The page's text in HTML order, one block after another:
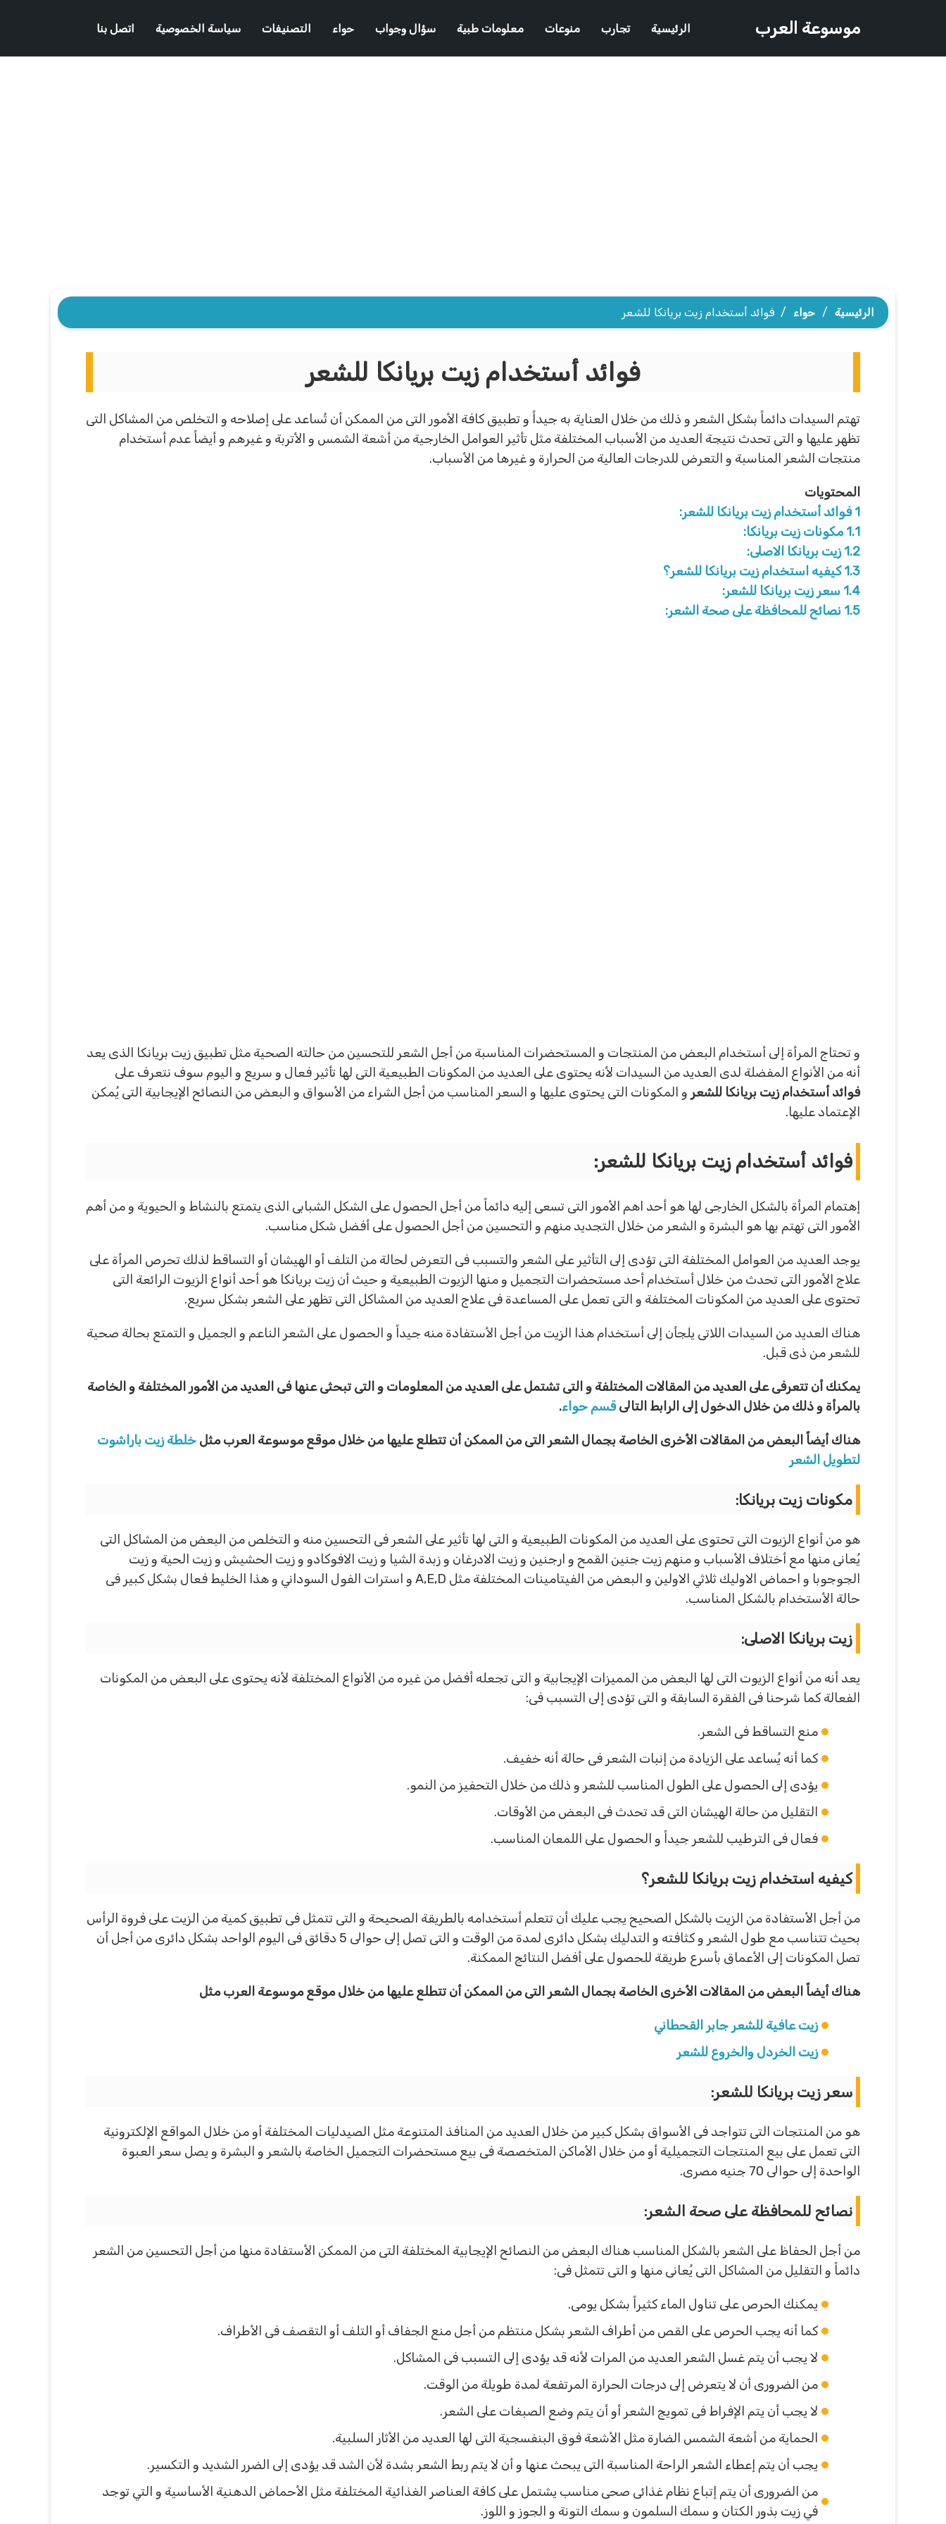
موسوعة العرب الرئيسية تجارب منوعات معلومات طبية سؤال وجواب حواء التصنيفات سياسة الخصوصية اتصل بنا
الرئيسية / حواء / فوائد أستخدام زيت بريانكا للشعر
فوائد أستخدام زيت بريانكا للشعر
تهتم السيدات دائماً بشكل الشعر و ذلك من خلال العناية به جيداً و تطبيق كافة الأمور التى من الممكن أن تُساعد على إصلاحه و التخلص من المشاكل التى
تظهر عليها و التى تحدث نتيجة العديد من الأسباب المختلفة مثل تأثير العوامل الخارجية من أشعة الشمس و الأتربة و غيرهم و أيضاً عدم أستخدام
منتجات الشعر المناسبة و التعرض للدرجات العالية من الحرارة و غيرها من الأسباب.
المحتويات
1 فوائد أستخدام زيت بريانكا للشعر:
1.1 مكونات زيت بريانكا:
1.2 زيت بريانكا الاصلى:
1.3 كيفيه استخدام زيت بريانكا للشعر؟
1.4 سعر زيت بريانكا للشعر:
1.5 نصائح للمحافظة على صحة الشعر:
و تحتاج المرأة إلى أستخدام البعض من المنتجات و المستحضرات المناسبة من أجل الشعر للتحسين من حالته الصحية مثل تطبيق زيت بريانكا الذى يعد
أنه من الأنواع المفضلة لدى العديد من السيدات لأنه يحتوى على العديد من المكونات الطبيعية التى لها تأثير فعال و سريع و اليوم سوف نتعرف على
فوائد أستخدام زيت بريانكا للشعر و المكونات التى يحتوى عليها و السعر المناسب من أجل الشراء من الأسواق و البعض من النصائح الإيجابية التى يُمكن
الإعتماد عليها.
فوائد أستخدام زيت بريانكا للشعر:
إهتمام المرأة بالشكل الخارجى لها هو أحد اهم الأمور التى تسعى إليه دائماً من أجل الحصول على الشكل الشبابى الذى يتمتع بالنشاط و الحيوية و من أهم
الأمور التى تهتم بها هو البشرة و الشعر من خلال التجديد منهم و التحسين من أجل الحصول على أفضل شكل مناسب.
يوجد العديد من العوامل المختلفة التى تؤدى إلى التأثير على الشعر والتسبب فى التعرض لحالة من التلف أو الهيشان أو التساقط لذلك تحرص المرأة على
علاج الأمور التى تحدث من خلال أستخدام أحد مستحضرات التجميل و منها الزيوت الطبيعية و حيث أن زيت بريانكا هو أحد أنواع الزيوت الرائعة التى
تحتوى على العديد من المكونات المختلفة و التى تعمل على المساعدة فى علاج العديد من المشاكل التى تظهر على الشعر بشكل سريع.
هناك العديد من السيدات اللاتى يلجأن إلى أستخدام هذا الزيت من أجل الأستفادة منه جيداً و الحصول على الشعر الناعم و الجميل و التمتع بحالة صحية
للشعر من ذى قبل.
يمكنك أن تتعرفى على العديد من المقالات المختلفة و التى تشتمل على العديد من المعلومات و التى تبحثى عنها فى العديد من الأمور المختلفة و الخاصة
بالمرأة و ذلك من خلال الدخول إلى الرابط التالىقسم حواء.
هناك أيضاً البعض من المقالات الأخرى الخاصة بجمال الشعر التى من الممكن أن تتطلع عليها من خلال موقع موسوعة العرب مثل خلطة زيت باراشوت
لتطويل الشعر
مكونات زيت بريانكا:
هو من أنواع الزيوت التى تحتوى على العديد من المكونات الطبيعية و التى لها تأثير على الشعر فى التحسين منه و التخلص من البعض من المشاكل التى
يُعانى منها مع أختلاف الأسباب و منهم زيت جنين القمح و ارجنين و زيت الادرغان و زبدة الشيا و زيت الافوكادو و زيت الحشيش و زيت الحية و زيت
الجوجوبا و احماض الاوليك ثلاثي الاولين و البعض من الفيتامينات المختلفة مثل A,E,D و استرات الفول السوداني و هذا الخليط فعال بشكل كبير فى
حالة الأستخدام بالشكل المناسب.
زيت بريانكا الاصلى:
يعد أنه من أنواع الزيوت التى لها البعض من المميزات الإيجابية و التى تجعله أفضل من غيره من الأنواع المختلفة لأنه يحتوى على البعض من المكونات
الفعالة كما شرحنا فى الفقرة السابقة و التى تؤدى إلى التسبب فى:
منع التساقط فى الشعر.
كما أنه يُساعد على الزيادة من إنبات الشعر فى حالة أنه خفيف.
يؤدى إلى الحصول على الطول المناسب للشعر و ذلك من خلال التحفيز من النمو.
التقليل من حالة الهيشان التى قد تحدث فى البعض من الأوقات.
فعال فى الترطيب للشعر جيداً و الحصول على اللمعان المناسب.
كيفيه استخدام زيت بريانكا للشعر؟
من أجل الأستفادة من الزيت بالشكل الصحيح يجب عليك أن تتعلم أستخدامه بالطريقة الصحيحة و التى تتمثل فى تطبيق كمية من الزيت على فروة الرأس
بحيث تتناسب مع طول الشعر و كثافته و التدليك بشكل دائرى لمدة من الوقت و التى تصل إلى حوالى 5 دقائق فى اليوم الواحد بشكل دائرى من أجل أن
تصل المكونات إلى الأعماق بأسرع طريقة للحصول على أفضل النتائج الممكنة.
هناك أيضاً البعض من المقالات الأخرى الخاصة بجمال الشعر التى من الممكن أن تتطلع عليها من خلال موقع موسوعة العرب مثل
زيت عافية للشعر جابر القحطاني
زيت الخردل والخروع للشعر
سعر زيت بريانكا للشعر:
هو من المنتجات التى تتواجد فى الأسواق بشكل كبير من خلال العديد من المنافذ المتنوعة مثل الصيدليات المختلفة أو من خلال المواقع الإلكترونية
التى تعمل على بيع المنتجات التجميلية أو من خلال الأماكن المتخصصة فى بيع مستحضرات التجميل الخاصة بالشعر و البشرة و يصل سعر العبوة
الواحدة إلى حوالى 70 جنيه مصرى.
نصائح للمحافظة على صحة الشعر:
من أجل الحفاظ على الشعر بالشكل المناسب هناك البعض من النصائح الإيجابية المختلفة التى من الممكن الأستفادة منها من أجل التحسين من الشعر
دائماً و التقليل من المشاكل التى يُعانى منها و التى تتمثل فى:
يمكنك الحرص على تناول الماء كثيراً بشكل يومى.
كما أنه يجب الحرص على القص من أطراف الشعر بشكل منتظم من أجل منع الجفاف أو التلف أو التقصف فى الأطراف.
لا يجب أن يتم غسل الشعر العديد من المرات لأنه قد يؤدى إلى التسبب فى المشاكل.
من الضرورى أن لا يتعرض إلى درجات الحرارة المرتفعة لمدة طويلة من الوقت.
لا يجب أن يتم الإفراط فى تمويج الشعر أو أن يتم وضع الصبغات على الشعر.
الحماية من أشعة الشمس الضارة مثل الأشعة فوق البنفسجية التى لها العديد من الأثار السلبية.
يجب أن يتم إعطاء الشعر الراحة المناسبة التى يبحث عنها و أن لا يتم ربط الشعر بشدة لأن الشد قد يؤدى إلى الضرر الشديد و التكسير.
من الضرورى أن يتم إتباع نظام غذائى صحى مناسب يشتمل على كافة العناصر الغذائية المختلفة مثل الأحماض الدهنية الأساسية و التي توجد
في زيت بذور الكتان و سمك السلمون و سمك التونة و الجوز و اللوز.